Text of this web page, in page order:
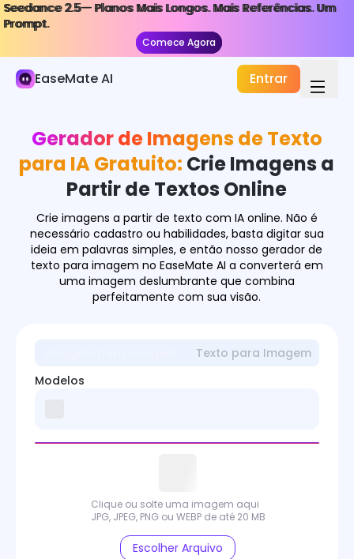
Seedance 2.5— Planos Mais Longos. Mais Referências. Um
Prompt.
Comece Agora
Seedance 2.5— Planos Mais Longos. Mais Referências. Um
Prompt.
Comece Agora
EaseMate AI Entrar
Imagem de IA
Gerador de Imagens
Efeitos de Imagem
Ferramentas de Imagem
Modelos de Imagem
Gerador de Imagens de Texto
para IA Gratuito: Crie Imagens a
Partir de Textos Online
Crie imagens a partir de texto com IA online. Não é
necessário cadastro ou habilidades, basta digitar sua
ideia em palavras simples, e então nosso gerador de
texto para imagem no EaseMate AI a converterá em
uma imagem deslumbrante que combina
perfeitamente com sua visão.
Texto para Imagem
Modelos
Clique ou solte uma imagem aqui
JPG, JPEG, PNG ou WEBP de até 20 MB
Escolher Arquivo